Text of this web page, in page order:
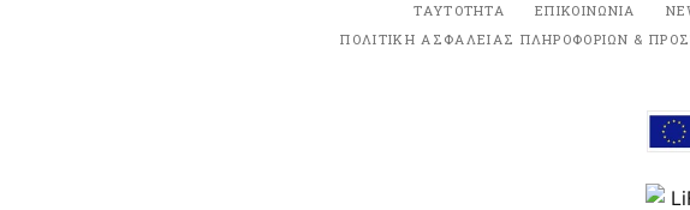
ΤΑΥΤΟΤΗΤΑ ΕΠΙΚΟΙΝΩΝΙΑ
ΠΟΛΙΤΙΚΗ ΑΣΦΑΛΕΙΑΣ ΠΛΗΡΟΦΟΡΙΩΝ &